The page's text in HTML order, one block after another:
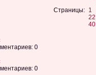
Страницы: 1
22
40
0
0